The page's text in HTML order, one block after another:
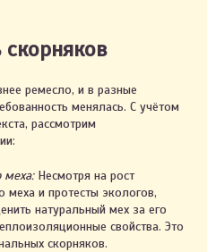
скорняков
ремесло, и в разные
менялась. С учётом
рассмотрим
меха:Несмотря на рост
меха и протесты экологов,
натуральный мех за его
свойства. Это
скорняков.